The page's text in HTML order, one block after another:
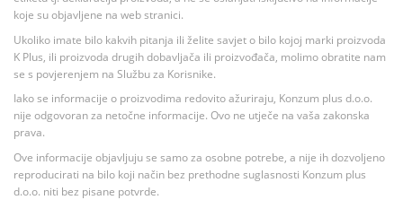
koje su objavljene na web stranici.
Ukoliko imate bilo kakvih pitanja ili želite savjet o bilo kojoj marki proizvoda
K Plus, ili proizvoda drugih dobavljača ili proizvođača, molimo obratite nam
se s povjerenjem na Službu za Korisnike.
Iako se informacije o proizvodima redovito ažuriraju, Konzum plus d.o.o.
nije odgovoran za netočne informacije. Ovo ne utječe na vaša zakonska
prava.
Ove informacije objavljuju se samo za osobne potrebe, a nije ih dozvoljeno
reproducirati na bilo koji način bez prethodne suglasnosti Konzum plus
d.o.o. niti bez pisane potvrde.